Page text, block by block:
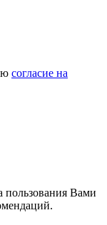
согласие на
пользования Вами